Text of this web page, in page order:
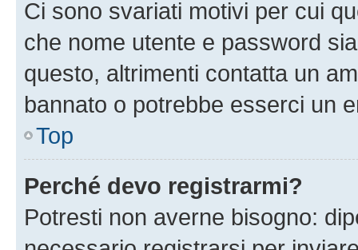
Ci sono svariati motivi per cui
che nome utente e password
questo, altrimenti contatta un
bannato o potrebbe esserci un
Top
Perché devo registrarmi?
Potresti non averne bisogno: